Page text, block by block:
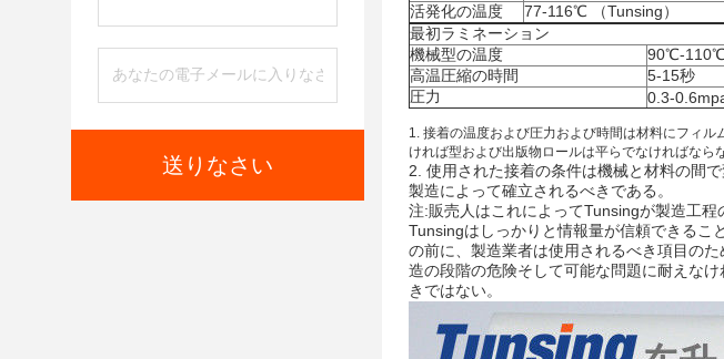
送りなさい
活発化の温度
77-116℃ （Tunsing）
最初ラミネーション
機械型の温度
90℃-
高温圧縮の時間
5-15秒
圧力
0.3-
1. 接着の温度および圧力および時間は材料にフィ
ければ型および出版物ロールは平らでなければならな
2. 使用された接着の条件は機械と材料の間
製造によって確立されるべきである。
注:販売人はこれによってTunsingが製造工程
Tunsingはしっかりと情報量が信頼できるこ
の前に、製造業者は使用されるべき項目の
造の段階の危険そして可能な問題に耐えな
きではない。